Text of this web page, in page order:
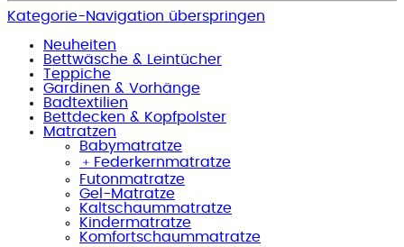
Kategorie-Navigation überspringen
Neuheiten
Bettwäsche & Leintücher
Teppiche
Gardinen & Vorhänge
Badtextilien
Bettdecken & Kopfpolster
Matratzen
Babymatratze
﹢ Federkernmatratze
Futonmatratze
Gel-Matratze
Kaltschaummatratze
Kindermatratze
Komfortschaummatratze